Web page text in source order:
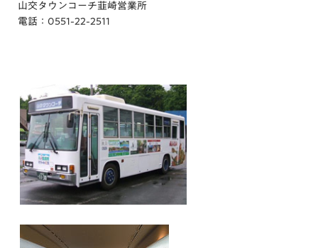
山交タウンコーチ韮崎営業所
電話：0551-22-2511